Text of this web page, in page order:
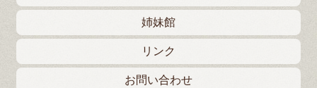
姉妹館
リンク
お問い合わせ